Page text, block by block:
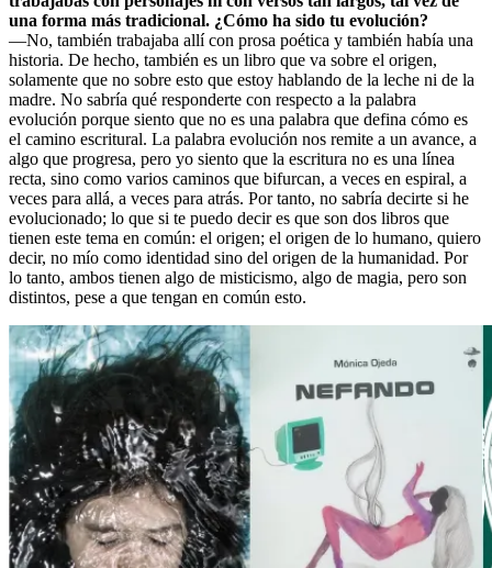
una forma más tradicional. ¿Cómo ha sido tu evolución?
—No, también trabajaba allí con prosa poética y también había una
historia. De hecho, también es un libro que va sobre el origen,
solamente que no sobre esto que estoy hablando de la leche ni de la
madre. No sabría qué responderte con respecto a la palabra
evolución porque siento que no es una palabra que defina cómo es
el camino escritural. La palabra evolución nos remite a un avance, a
algo que progresa, pero yo siento que la escritura no es una línea
recta, sino como varios caminos que bifurcan, a veces en espiral, a
veces para allá, a veces para atrás. Por tanto, no sabría decirte si he
evolucionado; lo que si te puedo decir es que son dos libros que
tienen este tema en común: el origen; el origen de lo humano, quiero
decir, no mío como identidad sino del origen de la humanidad. Por
lo tanto, ambos tienen algo de misticismo, algo de magia, pero son
distintos, pese a que tengan en común esto.